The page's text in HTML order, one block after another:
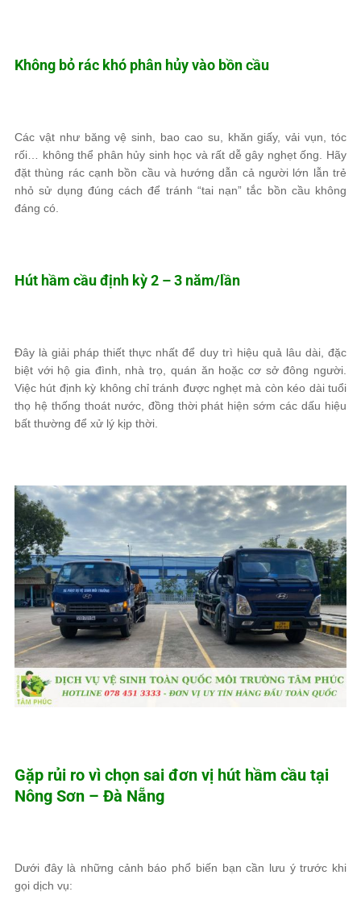
Không bỏ rác khó phân hủy vào bồn cầu
Các vật như băng vệ sinh, bao cao su, khăn giấy, vải vụn, tóc
rối… không thể phân hủy sinh học và rất dễ gây nghẹt ống. Hãy
đặt thùng rác cạnh bồn cầu và hướng dẫn cả người lớn lẫn trẻ
nhỏ sử dụng đúng cách để tránh “tai nạn” tắc bồn cầu không
đáng có.
Hút hầm cầu định kỳ 2 – 3 năm/lần
Đây là giải pháp thiết thực nhất để duy trì hiệu quả lâu dài, đặc
biệt với hộ gia đình, nhà trọ, quán ăn hoặc cơ sở đông người.
Việc hút định kỳ không chỉ tránh được nghẹt mà còn kéo dài tuổi
thọ hệ thống thoát nước, đồng thời phát hiện sớm các dấu hiệu
bất thường để xử lý kịp thời.
Gặp rủi ro vì chọn sai đơn vị hút hầm cầu tại
Nông Sơn – Đà Nẵng
Dưới đây là những cảnh báo phổ biến bạn cần lưu ý trước khi
gọi dịch vụ: